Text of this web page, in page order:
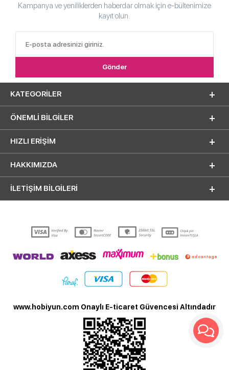
Kampanya ve yeniliklerden haberdar olmak için e-bültenimize
kayıt olun.
KATEGORILER
ÖNEMLI BILGILER
HIZLI ERIŞIM
HAKKIMIZDA
İLETİŞİM BİLGİLERİ
www.hobiyun.com Onaylı E-ticaret Güvencesi Altındadır